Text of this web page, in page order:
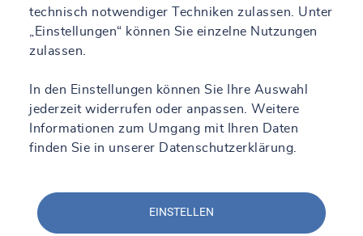
Mehr sehen
Alle unsere Standorte
Nach Region
Nach Landkreis
technisch notwendiger Techniken zulassen. Unter
„Einstellungen“ können Sie einzelne Nutzungen
zulassen.
In den Einstellungen können Sie Ihre Auswahl
jederzeit widerrufen oder anpassen. Weitere
Informationen zum Umgang mit Ihren Daten
finden Sie in unserer Datenschutzerklärung
EINSTELLEN